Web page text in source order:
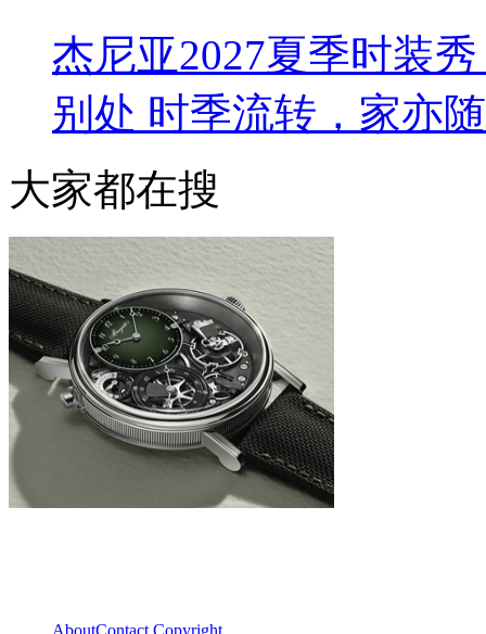
杰尼亚2027夏季时装
别处 时季流转，家亦
大家都在搜
AboutContact Copyright